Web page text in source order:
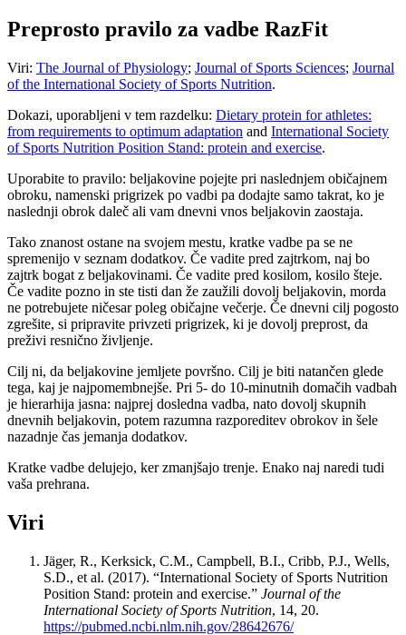
Preprosto pravilo za vadbe RazFit
Viri: The Journal of Physiology; Journal of Sports Sciences; Journal
of the International Society of Sports Nutrition.
Dokazi, uporabljeni v tem razdelku: Dietary protein for athletes:
from requirements to optimum adaptation and International Society
of Sports Nutrition Position Stand: protein and exercise.
Uporabite to pravilo: beljakovine pojejte pri naslednjem običajnem
obroku, namenski prigrizek po vadbi pa dodajte samo takrat, ko je
naslednji obrok daleč ali vam dnevni vnos beljakovin zaostaja.
Tako znanost ostane na svojem mestu, kratke vadbe pa se ne
spremenijo v seznam dodatkov. Če vadite pred zajtrkom, naj bo
zajtrk bogat z beljakovinami. Če vadite pred kosilom, kosilo šteje.
Če vadite pozno in ste tisti dan že zaužili dovolj beljakovin, morda
ne potrebujete ničesar poleg običajne večerje. Če dnevni cilj pogosto
zgrešite, si pripravite privzeti prigrizek, ki je dovolj preprost, da
preživi resnično življenje.
Cilj ni, da beljakovine jemljete površno. Cilj je biti natančen glede
tega, kaj je najpomembnejše. Pri 5- do 10-minutnih domačih vadbah
je hierarhija jasna: najprej dosledna vadba, nato dovolj skupnih
dnevnih beljakovin, potem razumna razporeditev obrokov in šele
nazadnje čas jemanja dodatkov.
Kratke vadbe delujejo, ker zmanjšajo trenje. Enako naj naredi tudi
vaša prehrana.
Viri
Jäger, R., Kerksick, C.M., Campbell, B.I., Cribb, P.J., Wells,
S.D., et al. (2017). “International Society of Sports Nutrition
Position Stand: protein and exercise.” Journal of the
International Society of Sports Nutrition, 14, 20.
https://pubmed.ncbi.nlm.nih.gov/28642676/